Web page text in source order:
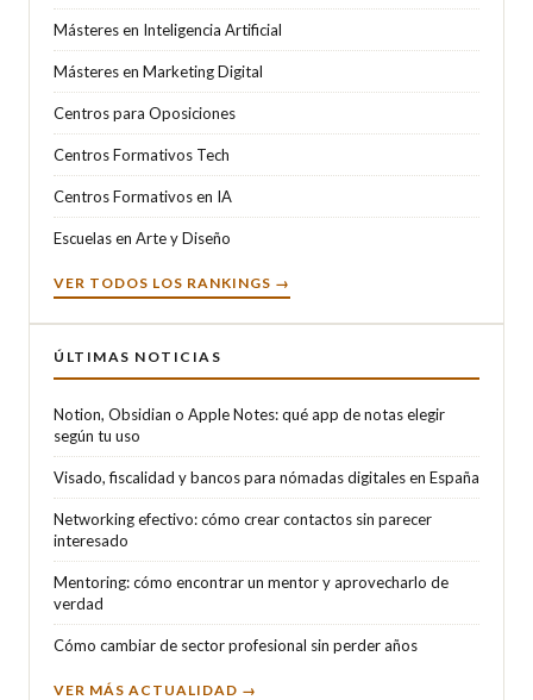
Másteres en Inteligencia Artificial
Másteres en Marketing Digital
Centros para Oposiciones
Centros Formativos Tech
Centros Formativos en IA
Escuelas en Arte y Diseño
VER TODOS LOS RANKINGS →
ÚLTIMAS NOTICIAS
Notion, Obsidian o Apple Notes: qué app de notas elegir
según tu uso
Visado, fiscalidad y bancos para nómadas digitales en España
Networking efectivo: cómo crear contactos sin parecer
interesado
Mentoring: cómo encontrar un mentor y aprovecharlo de
verdad
Cómo cambiar de sector profesional sin perder años
VER MÁS ACTUALIDAD →